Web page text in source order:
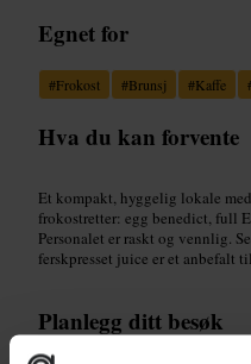
Egnet for
#Frokost #Brunsj #Kaffe
Hva du kan forvente
Et kompakt, hyggelig lokale
frokostretter: egg benedict, full
Personalet er raskt og vennlig.
ferskpresset juice er et anbefalt
Planlegg ditt besøk